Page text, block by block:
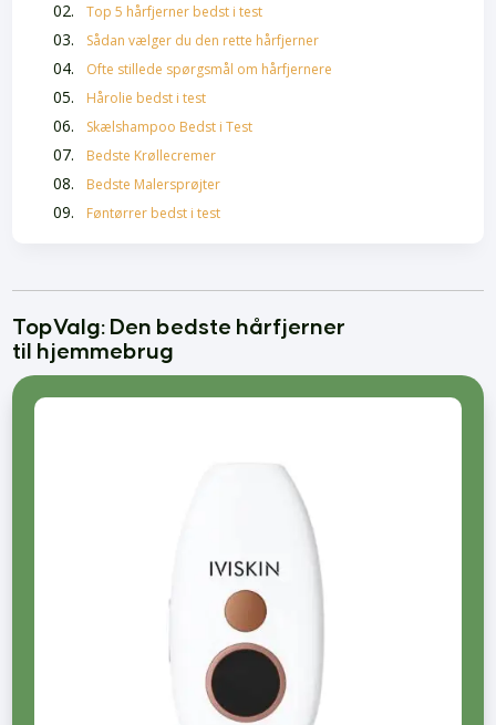
Top 5 hårfjerner bedst i test
Sådan vælger du den rette hårfjerner
Ofte stillede spørgsmål om hårfjernere
Hårolie bedst i test
Skælshampoo Bedst i Test
Bedste Krøllecremer
Bedste Malersprøjter
Føntørrer bedst i test
TopValg: Den bedste hårfjerner
til hjemmebrug